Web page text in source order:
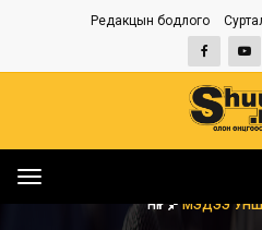
Редакцын бодлого
Toggle
НҮҮР МЭДЭЭ